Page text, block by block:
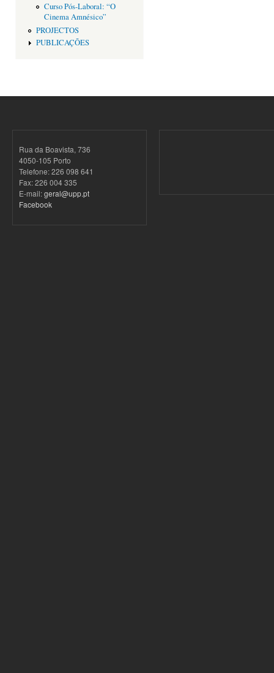
Curso Pós-Laboral: “O
Cinema Amnésico”
PROJECTOS
PUBLICAÇÕES
Rua da Boavista, 736
4050-105 Porto
Telefone: 226 098 641
Fax: 226 004 335
E-mail:geral@upp.pt
Facebook